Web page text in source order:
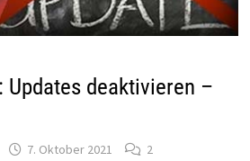
Updates deaktivieren –
7. Oktober 2021 2